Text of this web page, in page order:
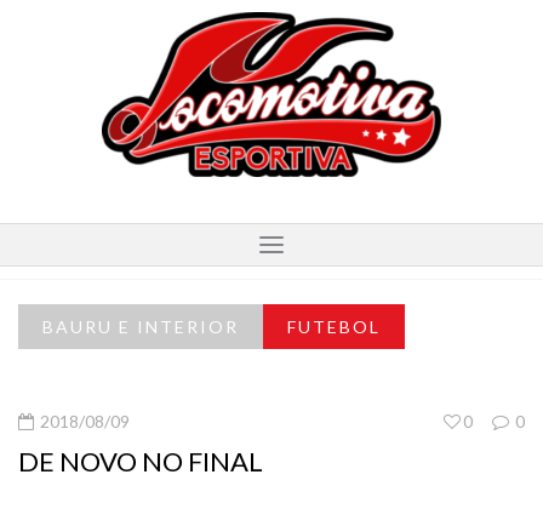
BAURU E INTERIOR FUTEBOL
2018/08/09 0
0
DE NOVO NO FINAL